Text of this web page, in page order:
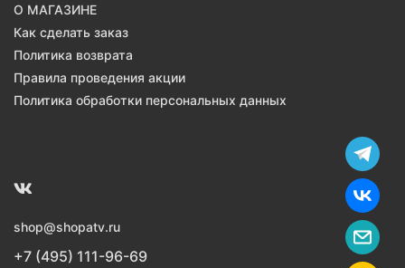
О МАГАЗИНЕ
Как сделать заказ
Политика возврата
Правила проведения акции
Политика обработки персональных данных
shop@shopatv.ru
+7 (495) 111-96-69